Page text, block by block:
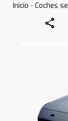
Inicio -Coches
Share